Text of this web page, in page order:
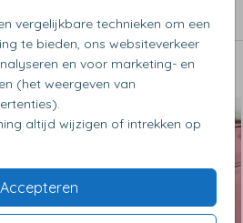
vergelijkbare technieken om een
te bieden, ons websiteverkeer
en voor marketing- en
(het weergeven van
altijd wijzigen of intrekken op
Accepteren
ook leuk